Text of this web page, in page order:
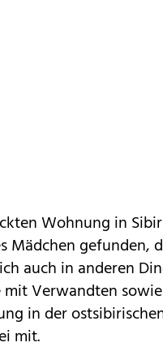
Wohnung in
Mädchen gefunden,
auch in anderen
mit Verwandten
in der
mit.